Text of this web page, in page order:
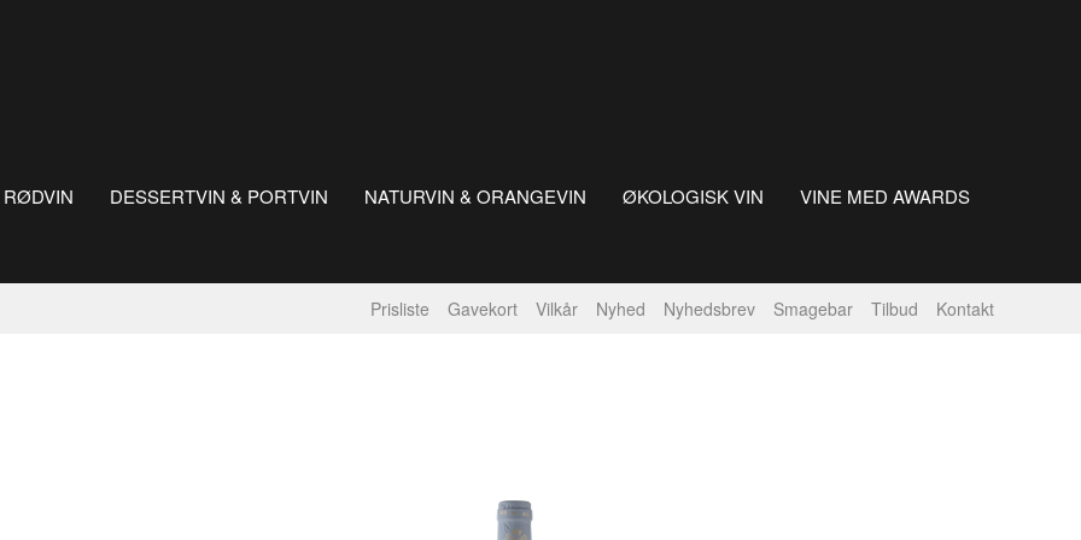
RØDVIN DESSERTVIN & PORTVIN NATURVIN & ORANGEVIN ØKOLOGISK VIN VINE MED AWARDS
Prisliste Gavekort Vilkår Nyhed Nyhedsbrev Smagebar Tilbud Kontakt